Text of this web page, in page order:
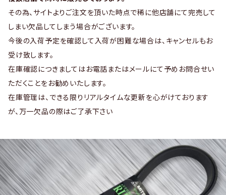
その為、サイトよりご注文を頂いた時点で稀に他店舗にて完売して
しまい欠品してしまう場合がございます。
今後の入荷予定を確認して入荷が困難な場合は、キャンセルもお
受け致します。
在庫確認につきましてはお電話またはメールにて予めお問合せい
ただくことをお勧めいたします。
在庫管理は、できる限りリアルタイムな更新を心がけております
が、万一欠品の際はご了承下さい